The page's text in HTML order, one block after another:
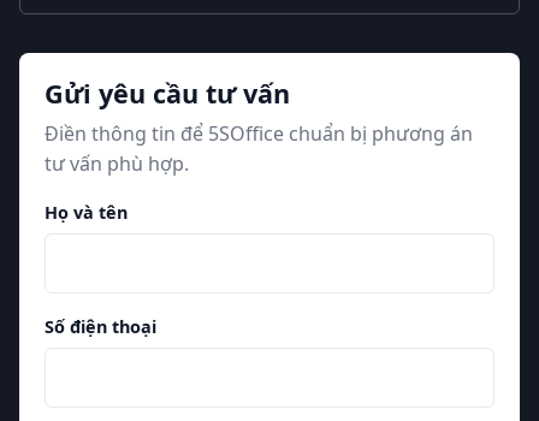
Gửi yêu cầu tư vấn
Điền thông tin để 5SOffice chuẩn bị phương án
tư vấn phù hợp.
Họ và tên
Số điện thoại